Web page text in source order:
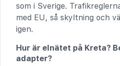
som i Sverige.
med EU, så skyltning och
igen.
Hur är elnätet på Kreta?
adapter?